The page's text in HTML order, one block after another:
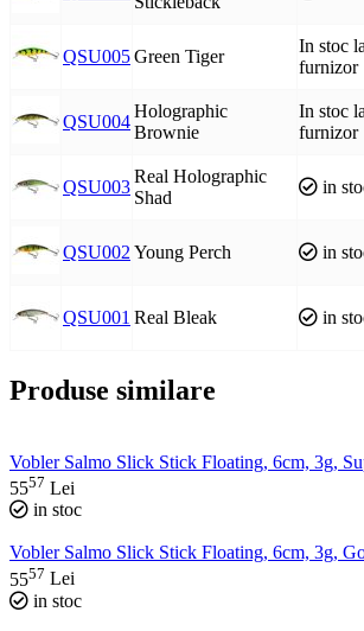
QSU005Green Tiger
In stoc la
furnizor
QSU004
Holographic
Brownie
In stoc la
furnizor
QSU003
Real Holographic
Shad
in
QSU002 Young Perch in
QSU001 Real Bleak in
Produse similare
Vobler Salmo Slick Stick Floating, 6cm, 3g,
5557 Lei
in stoc
Vobler Salmo Slick Stick Floating, 6cm, 3g,
5557 Lei
in stoc